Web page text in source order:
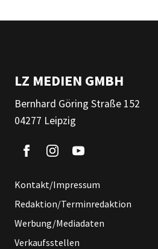
LZ MEDIEN GMBH
Bernhard Göring Straße 152
04277 Leipzig
Kontakt/Impressum
Redaktion/Terminredaktion
Werbung/Mediadaten
Verkaufsstellen